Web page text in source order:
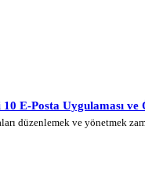
E-Posta Uygulaması ve
düzenlemek ve yönetmek